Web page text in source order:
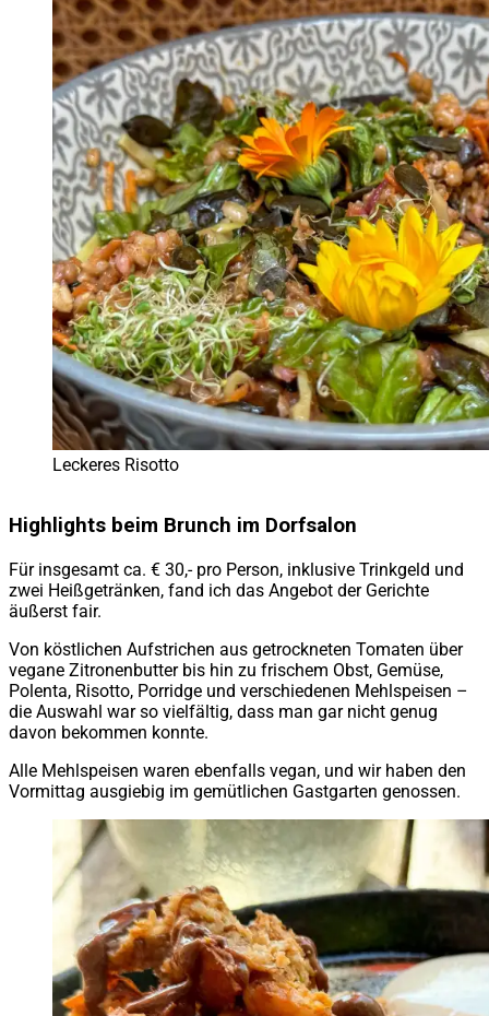
Leckeres Risotto
Highlights beim Brunch im Dorfsalon
Für insgesamt ca. € 30,- pro Person, inklusive Trinkgeld und
zwei Heißgetränken, fand ich das Angebot der Gerichte
äußerst fair.
Von köstlichen Aufstrichen aus getrockneten Tomaten über
vegane Zitronenbutter bis hin zu frischem Obst, Gemüse,
Polenta, Risotto, Porridge und verschiedenen Mehlspeisen –
die Auswahl war so vielfältig, dass man gar nicht genug
davon bekommen konnte.
Alle Mehlspeisen waren ebenfalls vegan, und wir haben den
Vormittag ausgiebig im gemütlichen Gastgarten genossen.